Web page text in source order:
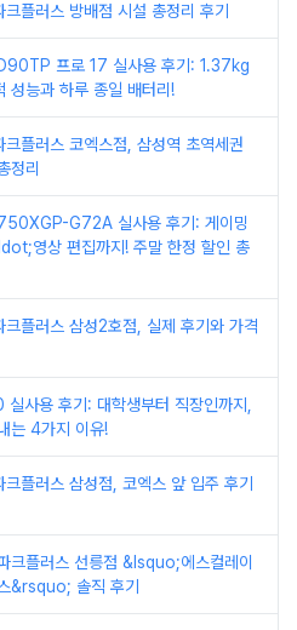
플러스 방배점 시설 총정리 후기
프로 17 실사용 후기: 1.37kg
성능과 하루 종일 배터리!
플러스 코엑스점, 삼성역 초역세권
정리
G72A 실사용 후기: 게이밍
영상 편집까지! 주말 한정 할인 총
크플러스 삼성2호점, 실제 후기와 가격
사용 후기: 대학생부터 직장인까지,
는 4가지 이유!
플러스 삼성점, 코엑스 앞 입주 후기
크플러스 선릉점 &lsquo;에스컬레이
&rsquo; 솔직 후기